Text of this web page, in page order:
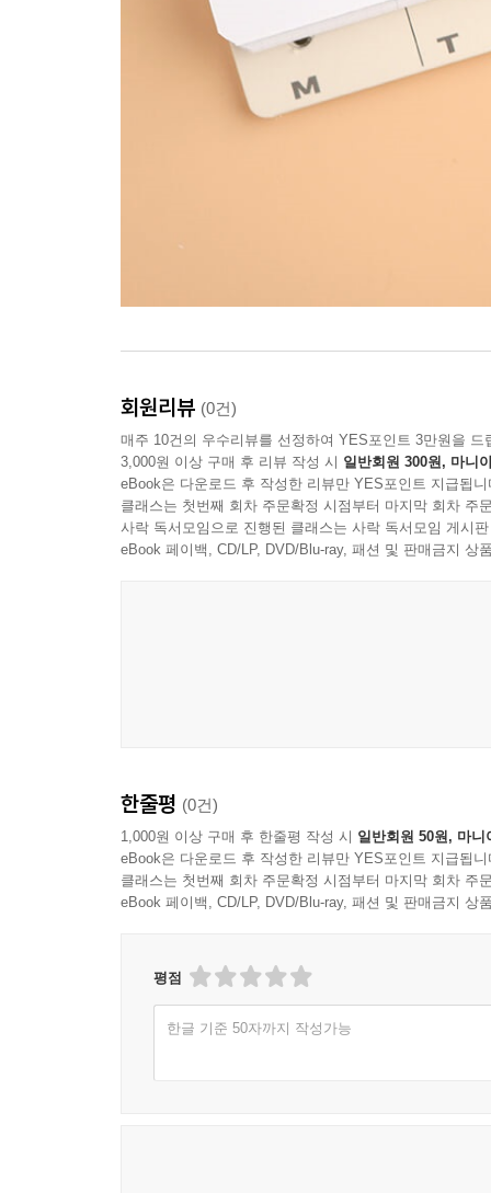
회원리뷰 (0건)
매주 10건의 우수리뷰를 선정하여 YES포인트 3만원을 드
3,000원 이상 구매 후 리뷰 작성 시 일반회원 300원, 마니
eBook은 다운로드 후 작성한 리뷰만 YES포인트 지급됩니
클래스는 첫번째 회차 주문확정 시점부터 마지막 회차 주
사락 독서모임으로 진행된 클래스는 사락 독서모임 게시
eBook 페이백, CD/LP, DVD/Blu-ray, 패션 및 판매금지 상
한줄평 (0건)
1,000원 이상 구매 후 한줄평 작성 시 일반회원 50원, 마니
eBook은 다운로드 후 작성한 리뷰만 YES포인트 지급됩니
클래스는 첫번째 회차 주문확정 시점부터 마지막 회차 주
eBook 페이백, CD/LP, DVD/Blu-ray, 패션 및 판매금지 상
평점
한글 기준 50자까지 작성가능